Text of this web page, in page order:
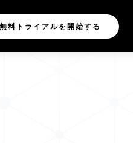
無料トライアルを開始する